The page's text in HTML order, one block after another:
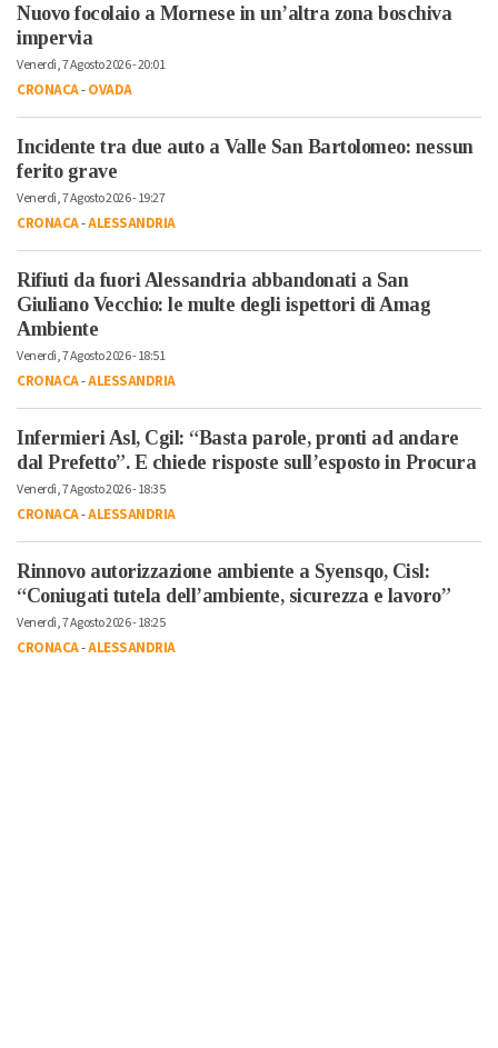
Nuovo focolaio a Mornese in un’altra zona boschiva
impervia
Venerdì, 7 Agosto 2026 - 20:01
CRONACA-OVADA
Incidente tra due auto a Valle San Bartolomeo: nessun
ferito grave
Venerdì, 7 Agosto 2026 - 19:27
CRONACA-ALESSANDRIA
Rifiuti da fuori Alessandria abbandonati a San
Giuliano Vecchio: le multe degli ispettori di Amag
Ambiente
Venerdì, 7 Agosto 2026 - 18:51
CRONACA-ALESSANDRIA
Infermieri Asl, Cgil: “Basta parole, pronti ad andare
dal Prefetto”. E chiede risposte sull’esposto in Procura
Venerdì, 7 Agosto 2026 - 18:35
CRONACA-ALESSANDRIA
Rinnovo autorizzazione ambiente a Syensqo, Cisl:
“Coniugati tutela dell’ambiente, sicurezza e lavoro”
Venerdì, 7 Agosto 2026 - 18:25
CRONACA-ALESSANDRIA